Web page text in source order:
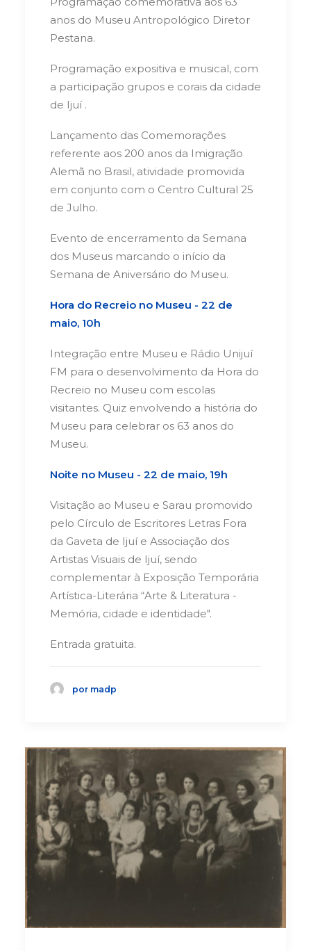
anos do Museu Antropológico Diretor
Pestana.
Programação expositiva e musical, com
a participação grupos e corais da cidade
de Ijuí .
Lançamento das Comemorações
referente aos 200 anos da Imigração
Alemã no Brasil, atividade promovida
em conjunto com o Centro Cultural 25
de Julho.
Evento de encerramento da Semana
dos Museus marcando o início da
Semana de Aniversário do Museu.
Hora do Recreio no Museu - 22 de
maio, 10h
Integração entre Museu e Rádio Unijuí
FM para o desenvolvimento da Hora do
Recreio no Museu com escolas
visitantes. Quiz envolvendo a história do
Museu para celebrar os 63 anos do
Museu.
Noite no Museu - 22 de maio, 19h
Visitação ao Museu e Sarau promovido
pelo Círculo de Escritores Letras Fora
da Gaveta de Ijuí e Associação dos
Artistas Visuais de Ijuí, sendo
complementar à Exposição Temporária
Artística-Literária “Arte & Literatura -
Memória, cidade e identidade".
Entrada gratuita.
por madp